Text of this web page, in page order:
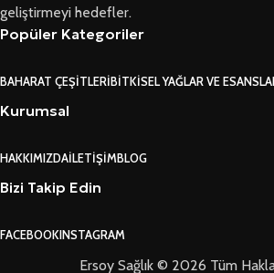
geliştirmeyi hedefler.
Popüler Kategoriler
BAHARAT ÇEŞITLERIBITKISEL YAĞLAR VE
Kurumsal
HAKKIMIZDAİLETIŞIMBLOG
Bizi Takip Edin
FACEBOOKINSTAGRAM
Ersoy Sağlık © 2026 Tüm